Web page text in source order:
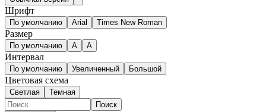
Шрифт
По умолчанию Arial Times New Roman
Размер
По умолчанию A A
Интервал
По умолчанию Увеличенный Большой
Цветовая схема
Светлая Темная